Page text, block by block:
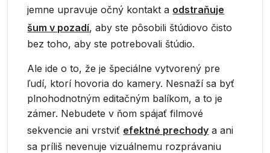
jemne upravuje očný kontakt a odstraňuje
šum v pozadí, aby ste pôsobili štúdiovo čisto
bez toho, aby ste potrebovali štúdio.
Ale ide o to, že je špeciálne vytvorený pre
ľudí, ktorí hovoria do kamery. Nesnaží sa byť
plnohodnotným editačným balíkom, a to je
zámer. Nebudete v ňom spájať filmové
sekvencie ani vrstviť efektné prechody a ani
sa príliš nevenuje vizuálnemu rozprávaniu